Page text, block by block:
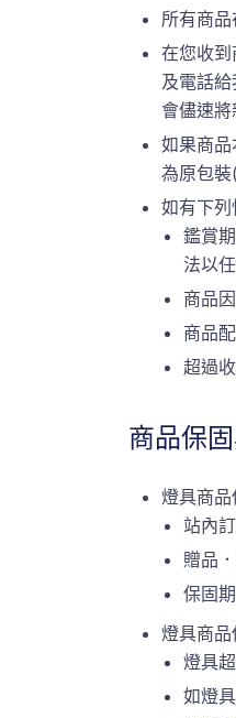
所有商
在您收
及電話
會儘速將
如果商
為原包
如有下列
鑑賞
法以
商品
商品
超過
商品保
燈具商品
站內
贈品
保固
燈具商品
燈具
如燈